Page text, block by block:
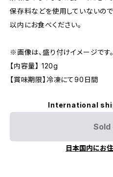
保存料などを使用していないの
以内にお食べください。
※画像は、盛り付けイメージです。
【内容量】 120g
【賞味期限】冷凍にて90日間
International
Sold
日本国内にお